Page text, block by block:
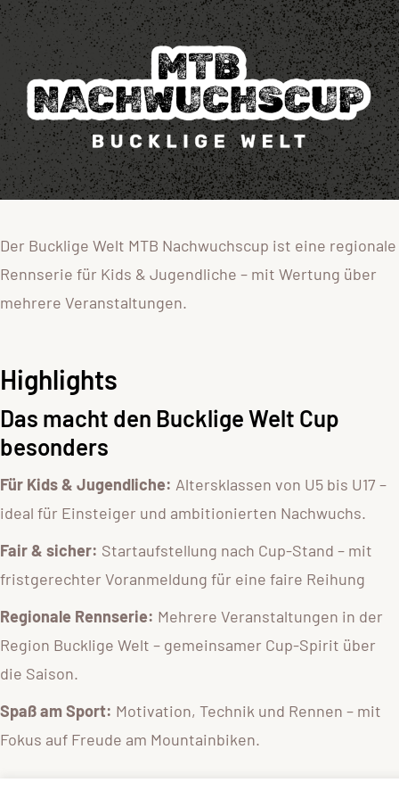
Der Bucklige Welt MTB Nachwuchscup ist eine regionale
Rennserie für Kids & Jugendliche – mit Wertung über
mehrere Veranstaltungen.
Highlights
Das macht den Bucklige Welt Cup
besonders
Für Kids & Jugendliche: Altersklassen von U5 bis U17 –
ideal für Einsteiger und ambitionierten Nachwuchs.
Fair & sicher: Startaufstellung nach Cup-Stand – mit
fristgerechter Voranmeldung für eine faire Reihung
Regionale Rennserie: Mehrere Veranstaltungen in der
Region Bucklige Welt – gemeinsamer Cup-Spirit über
die Saison.
Spaß am Sport: Motivation, Technik und Rennen – mit
Fokus auf Freude am Mountainbiken.